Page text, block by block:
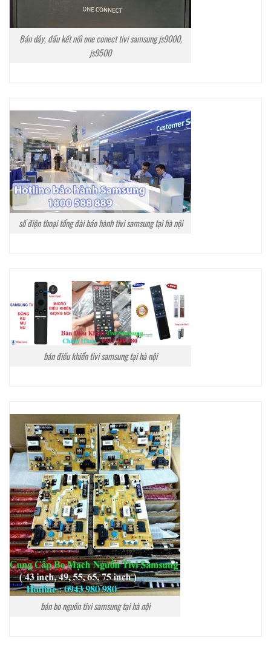
Bán dây, đầu kết nối one conect tivi samsung js9000,
js9500
số điện thoại tổng đài bảo hành tivi samsung tại hà nội
bán điều khiển tivi samsung tại hà nội
bán bo nguồn tivi samsung tại hà nội